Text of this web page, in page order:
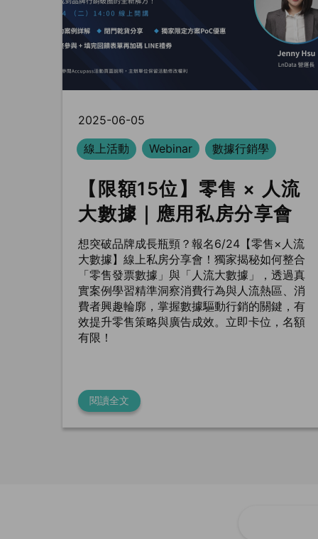
2025-06-05
線上活動
Webinar 數據行銷學
【限額15位】零售 × 人流
大數據｜應用私房分享會
想突破品牌成長瓶頸？報名6/24【零售×人流
大數據】線上私房分享會！獨家揭秘如何整合
「零售發票數據」與「人流大數據」，透過真
實案例學習精準洞察消費行為與人流熱區、消
費者興趣輪廓，掌握數據驅動行銷的關鍵，有
效提升零售策略與廣告成效。立即卡位，名額
有限！
閱讀全文